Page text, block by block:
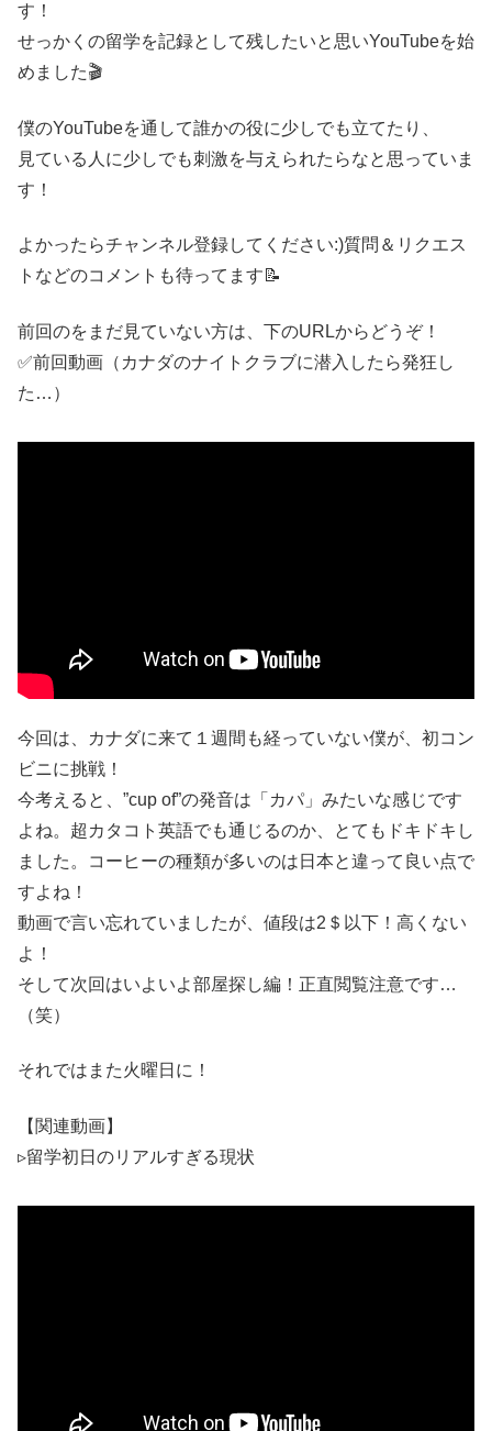
す！
せっかくの留学を記録として残したいと思いYouTubeを始
めました🎬
僕のYouTubeを通して誰かの役に少しでも立てたり、
見ている人に少しでも刺激を与えられたらなと思っていま
す！
よかったらチャンネル登録してください:)質問＆リクエス
トなどのコメントも待ってます📝
前回のをまだ見ていない方は、下のURLからどうぞ！
✅前回動画（カナダのナイトクラブに潜入したら発狂し
た…）
今回は、カナダに来て１週間も経っていない僕が、初コン
ビニに挑戦！
今考えると、”cup of”の発音は「カパ」みたいな感じです
よね。超カタコト英語でも通じるのか、とてもドキドキし
ました。コーヒーの種類が多いのは日本と違って良い点で
すよね！
動画で言い忘れていましたが、値段は2＄以下！高くない
よ！
そして次回はいよいよ部屋探し編！正直閲覧注意です…
（笑）
それではまた火曜日に！
【関連動画】
▹留学初日のリアルすぎる現状